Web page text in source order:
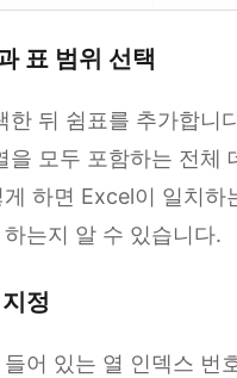
표 범위 선택
한 뒤 쉼표를 추가합니
을 모두 포함하는 전체
하면 Excel이 일치하
는지 알 수 있습니다.
정
어 있는 열 인덱스 번